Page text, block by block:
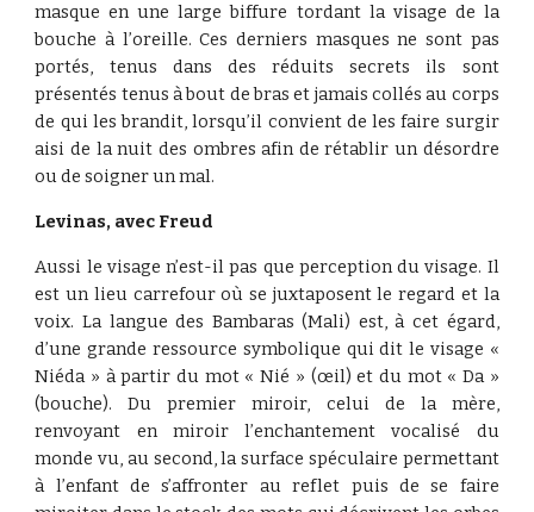
masque en une large biffure tordant la visage de la
bouche à l’oreille. Ces derniers masques ne sont pas
portés, tenus dans des réduits secrets ils sont
présentés tenus à bout de bras et jamais collés au corps
de qui les brandit, lorsqu’il convient de les faire surgir
aisi de la nuit des ombres afin de rétablir un désordre
ou de soigner un mal.
Levinas, avec Freud
Aussi le visage n’est-il pas que perception du visage. Il
est un lieu carrefour où se juxtaposent le regard et la
voix. La langue des Bambaras (Mali) est, à cet égard,
d’une grande ressource symbolique qui dit le visage «
Niéda » à partir du mot « Nié » (œil) et du mot « Da »
(bouche). Du premier miroir, celui de la mère,
renvoyant en miroir l’enchantement vocalisé du
monde vu, au second, la surface spéculaire permettant
à l’enfant de s’affronter au reflet puis de se faire